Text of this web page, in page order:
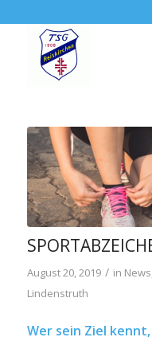
August 20, 2019 / in News
Lindenstruth
Wer sein Ziel